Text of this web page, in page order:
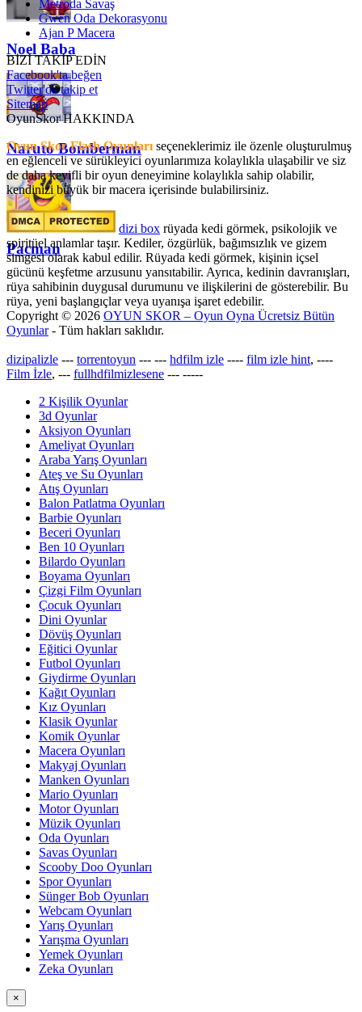
Noel Baba
Naruto Bomberman
Pacman
Metroda Savaş
Gwen Oda Dekorasyonu
Ajan P Macera
BİZİ TAKİP EDİN
Facebook'ta beğen
Twitter'da takip et
Sitemap
OyunSkor HAKKINDA
Oyun Skor Flash Oyunları seçeneklerimiz ile özenle oluşturulmuş
en eğlenceli ve sürükleyici oyunlarımıza kolaylıkla ulaşabilir ve siz
de daha keyifli bir oyun deneyimine kolaylıkla sahip olabilir,
kendinizi büyük bir macera içerisinde bulabilirsiniz.
dizi box rüyada kedi görmek​, psikolojik ve
spiritüel anlamlar taşır. Kediler, özgürlük, bağımsızlık ve gizem
simgesi olarak kabul edilir. Rüyada kedi görmek, kişinin içsel
gücünü keşfetme arzusunu yansıtabilir. Ayrıca, kedinin davranışları,
rüya sahibinin duygusal durumunu ve ilişkilerini de gösterebilir. Bu
rüya, yeni başlangıçlar veya uyanışa işaret edebilir.
Copyright © 2026 OYUN SKOR – Oyun Oyna Ücretsiz Bütün
Oyunlar- Tüm hakları saklıdır.
dizipalizle --- torrentoyun --- --- hdfilm izle ---- film izle hint, ----
Film İzle, --- fullhdfilmizlesene --- -----
2 Kişilik Oyunlar
3d Oyunlar
Aksiyon Oyunları
Ameliyat Oyunları
Araba Yarış Oyunları
Ateş ve Su Oyunları
Atış Oyunları
Balon Patlatma Oyunları
Barbie Oyunları
Beceri Oyunları
Ben 10 Oyunları
Bilardo Oyunları
Boyama Oyunları
Çizgi Film Oyunları
Çocuk Oyunları
Dini Oyunlar
Dövüş Oyunları
Eğitici Oyunlar
Futbol Oyunları
Giydirme Oyunları
Kağıt Oyunları
Kız Oyunları
Klasik Oyunlar
Komik Oyunlar
Macera Oyunları
Makyaj Oyunları
Manken Oyunları
Mario Oyunları
Motor Oyunları
Müzik Oyunları
Oda Oyunları
Savas Oyunları
Scooby Doo Oyunları
Spor Oyunları
Sünger Bob Oyunları
Webcam Oyunları
Yarış Oyunları
Yarışma Oyunları
Yemek Oyunları
Zeka Oyunları
×